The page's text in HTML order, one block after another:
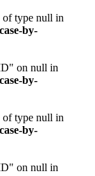
of type null in
by-
on null in
by-
of type null in
by-
on null in